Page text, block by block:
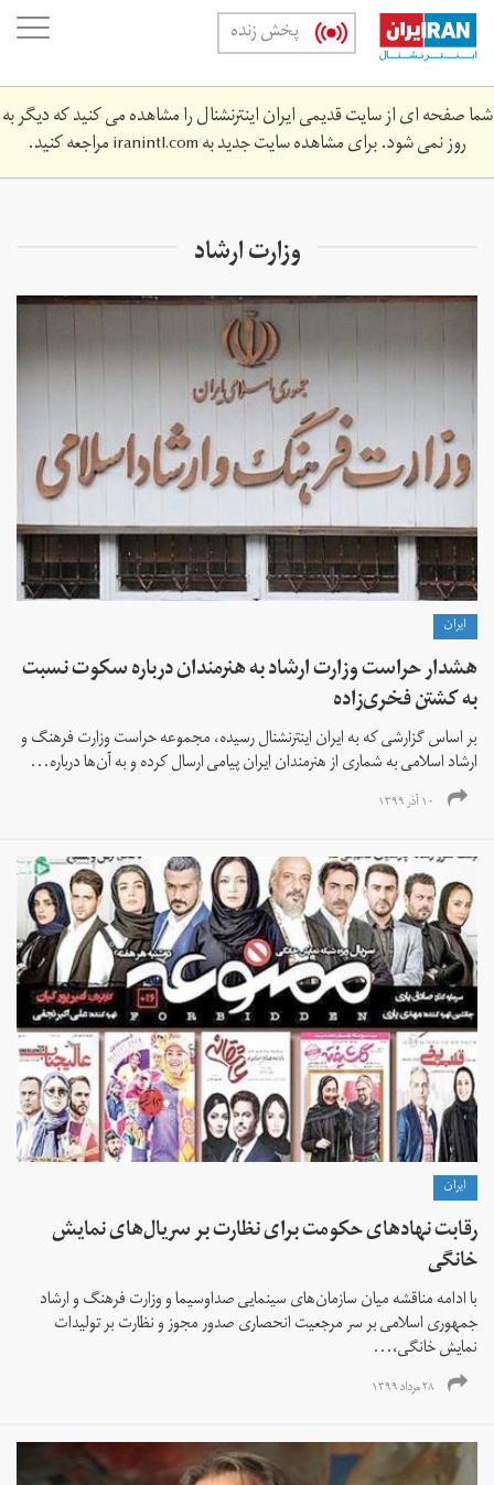
Skip
main
content
پخش زنده
شما صفحه ای از سایت قدیمی ایران اینترنشنال را مشاهده می کنید که دیگر به
روز نمی شود. برای مشاهده سایت جدید بهiranintl.comمراجعه کنید.
وزارت ارشاد
ايران
هشدار حراست وزارت ارشاد به هنرمندان درباره سکوت نسبت
به کشتن فخری‌زاده
بر اساس گزارشی که به ایران اینترنشنال رسیده،‌ مجموعه حراست وزارت فرهنگ و
ارشاد اسلامی به شماری از هنرمندان ایران پیامی ارسال کرده و به آن‌ها درباره...
۱۰ آذر ۱۳۹۹
ايران
رقابت نهادهای حکومت برای نظارت بر سریال‌های نمایش
خانگی
با ادامه مناقشه میان سازمان‌های سینمایی صداوسیما و وزارت فرهنگ و ارشاد
جمهوری اسلامی بر سر مرجعیت انحصاری صدور مجوز و نظارت بر تولیدات
نمایش خانگی،...
۲۸ مرداد ۱۳۹۹